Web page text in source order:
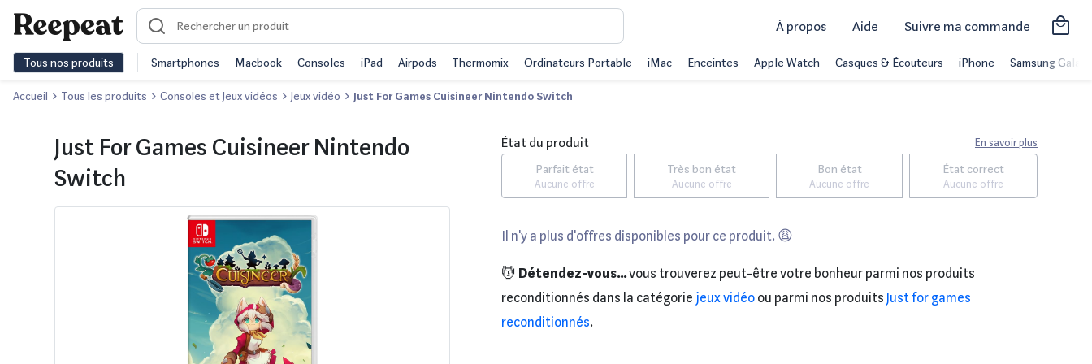
À propos Aide Suivre ma commande
Tous nos produits Smartphones Macbook Consoles iPad Airpods Thermomix Ordinateurs Portable iMac Enceintes Apple Watch Casques & Écouteurs iPhone Samsung Galaxy
Accueil Tous les produits Consoles et Jeux vidéos Jeux vidéo Just For Games Cuisineer Nintendo Switch
Just For Games Cuisineer Nintendo
Switch
État du produit En savoir plus
Parfait état
Aucune offre
Très bon état
Aucune offre
Bon état
Aucune offre
État correct
Aucune offre
Il n'y a plus d'offres disponibles pour ce produit. 😩
💆 Détendez-vous...vous trouverez peut-être votre bonheur parmi nos produits
reconditionnés dans la catégorie jeux vidéoou parmi nos produits Just for games
reconditionnés.